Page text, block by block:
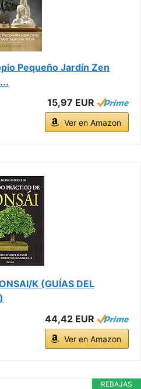
Pequeño Jardín Zen
15,97 EUR
Ver en Amazon
K (GUÍAS DEL
44,42 EUR
Ver en Amazon
REBAJAS